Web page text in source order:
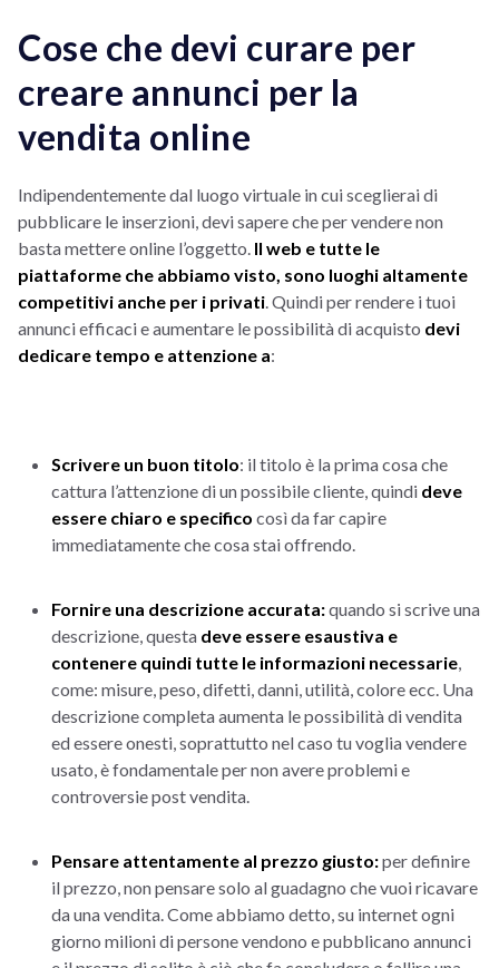
Cose che devi curare per
creare annunci per la
vendita online
Indipendentemente dal luogo virtuale in cui sceglierai di
pubblicare le inserzioni, devi sapere che per vendere non
basta mettere online l’oggetto. Il web e tutte le
piattaforme che abbiamo visto, sono luoghi altamente
competitivi anche per i privati . Quindi per rendere i tuoi
annunci efficaci e aumentare le possibilità di acquisto devi
dedicare tempo e attenzione a:
Scrivere un buon titolo: il titolo è la prima cosa che
cattura l’attenzione di un possibile cliente, quindi deve
essere chiaro e specifico così da far capire
immediatamente che cosa stai offrendo.
Fornire una descrizione accurata:quando si scrive una
descrizione, questa deve essere esaustiva e
contenere quindi tutte le informazioni necessarie
come: misure, peso, difetti, danni, utilità, colore ecc. Una
descrizione completa aumenta le possibilità di vendita
ed essere onesti, soprattutto nel caso tu voglia vendere
usato, è fondamentale per non avere problemi e
controversie post vendita.
Pensare attentamente al prezzo giusto:per definire
il prezzo, non pensare solo al guadagno che vuoi ricavare
da una vendita. Come abbiamo detto, su internet ogni
giorno milioni di persone vendono e pubblicano annunci